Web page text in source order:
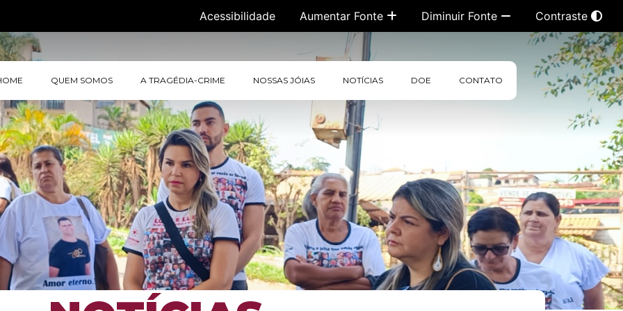
Acessibilidade Aumentar Fonte Diminuir Fonte Contraste
QUEM SOMOS A TRAGÉDIA-CRIME NOSSAS JÓIAS NOTÍCIAS DOE CONTATO